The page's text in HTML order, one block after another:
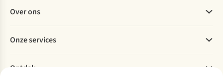
Bestellen
Betalen
Levering
Retourneren
Bestelling herroepen
Over ons
Explore More
Verantwoord ondernemen
Over Ayacucho
Onze services
Ontdek